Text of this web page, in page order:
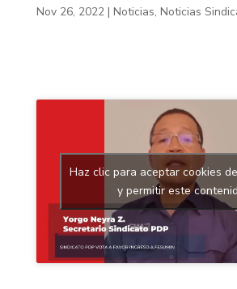
Nov 26, 2022| Noticias, Noticias
Haz clic para aceptar cookies
y permitir este